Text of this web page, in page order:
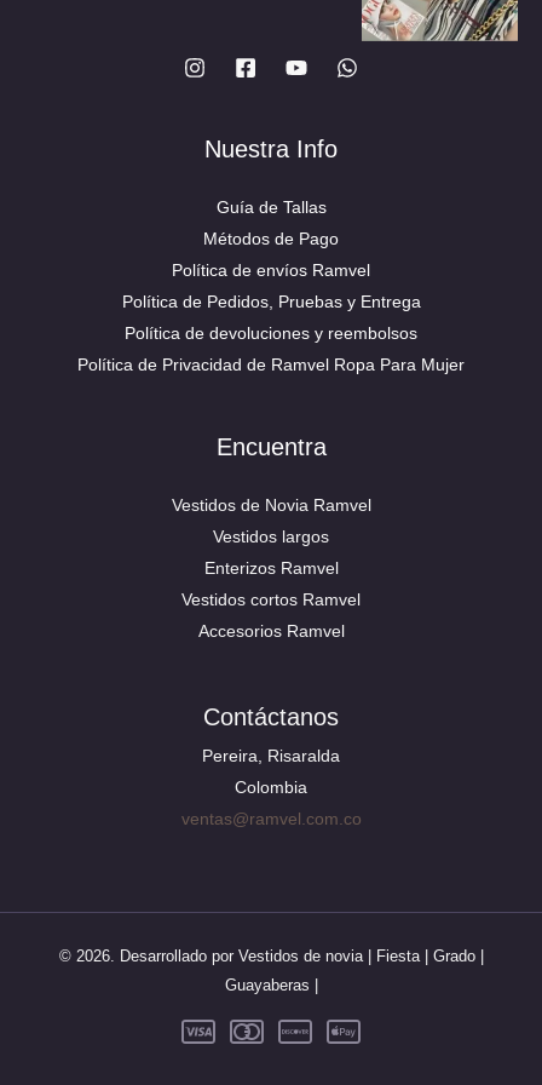
Nuestra Info
Guía de Tallas
Métodos de Pago
Política de envíos Ramvel
Política de Pedidos, Pruebas y Entrega
Política de devoluciones y reembolsos
Política de Privacidad de Ramvel Ropa Para Mujer
Encuentra
Vestidos de Novia Ramvel
Vestidos largos
Enterizos Ramvel
Vestidos cortos Ramvel
Accesorios Ramvel
Contáctanos
Pereira, Risaralda
Colombia
ventas@ramvel.com.co
© 2026. Desarrollado por Vestidos de novia | Fiesta | Grado |
Guayaberas |